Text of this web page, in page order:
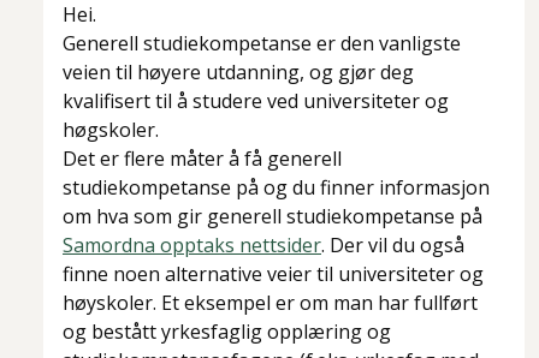
Hei.
Generell studiekompetanse er den vanligste
veien til høyere utdanning, og gjør deg
kvalifisert til å studere ved universiteter og
høgskoler.
Det er flere måter å få generell
studiekompetanse på og du finner informasjon
om hva som gir generell studiekompetanse på
Samordna opptaks nettsider. Der vil du også
finne noen alternative veier til universiteter og
høyskoler. Et eksempel er om man har fullført
og bestått yrkesfaglig opplæring og